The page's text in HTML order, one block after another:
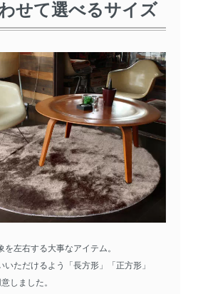
せて選べるサイズ
左右する大事なアイテム。
ただけるよう「長方形」「正方形」
しました。